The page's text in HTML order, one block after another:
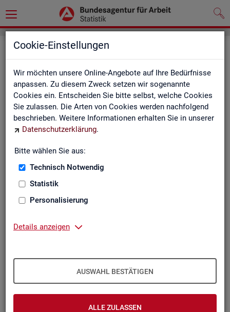
Cookie-Einstellungen
Wir möchten unsere Online-Angebote auf Ihre Bedürfnisse
anpassen. Zu diesem Zweck setzen wir sogenannte
Cookies ein. Entscheiden Sie bitte selbst, welche Cookies
Sie zulassen. Die Arten von Cookies werden nachfolgend
beschrieben. Weitere Informationen erhalten Sie in unserer
Datenschutzerklärung.
Bitte wählen Sie aus:
Technisch Notwendig
Statistik
Personalisierung
Details anzeigen
AUSWAHL BESTÄTIGEN
ALLE ZULASSEN
Seite emp­feh­len
Fel­der mit einem * sind Pflicht­fel­der und müs­sen aus­ge­füllt
wer­den
Ihre An­ga­ben
Empfänger*